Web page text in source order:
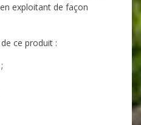
exploitant de façon
de ce produit :